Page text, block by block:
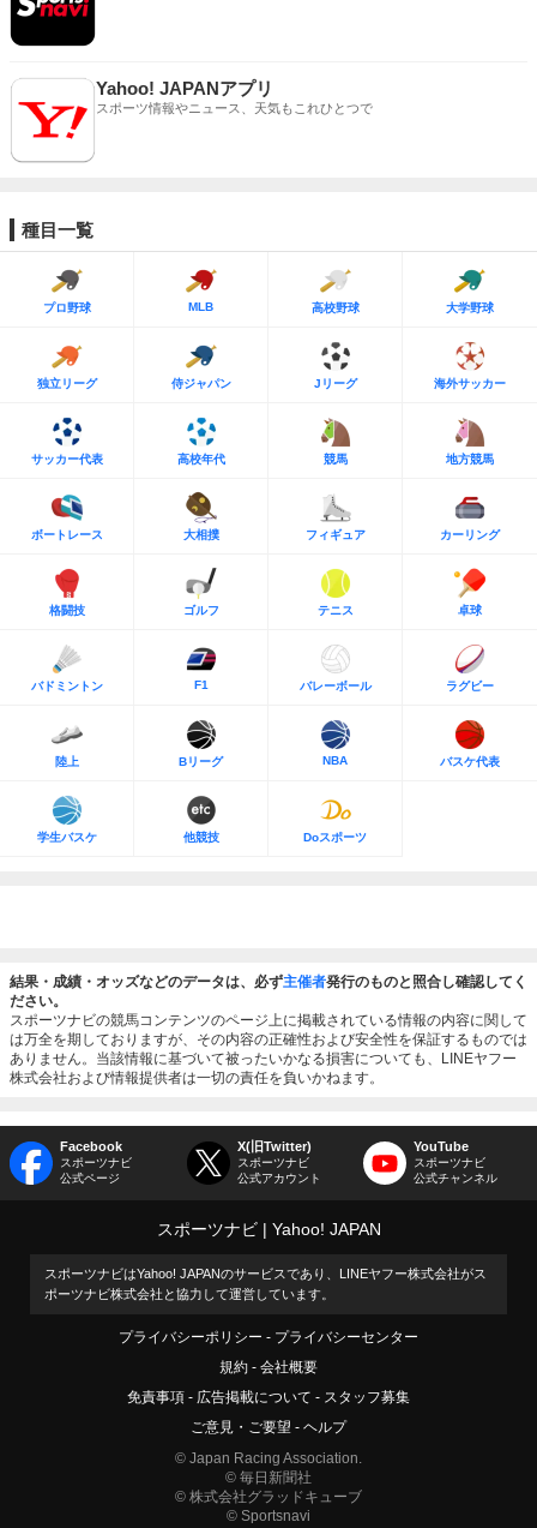
Yahoo! JAPANアプリ
スポーツ情報やニュース、天気もこれひとつで
種目一覧
プロ野球 MLB 高校野球 大学野球
独立リーグ 侍ジャパン Jリーグ 海外サッカー
サッカー代表 高校年代 競馬 地方競馬
ボートレース 大相撲 フィギュア カーリング
格闘技 ゴルフ テニス 卓球
バドミントン F1 バレーボール ラグビー
陸上 Bリーグ NBA バスケ代表
学生バスケ 他競技 Doスポーツ
結果・成績・オッズなどのデータは、必ず主催者発行のものと照合し確認してく
ださい。
スポーツナビの競馬コンテンツのページ上に掲載されている情報の内容に関して
は万全を期しておりますが、その内容の正確性および安全性を保証するものでは
ありません。当該情報に基づいて被ったいかなる損害についても、LINEヤフー
株式会社および情報提供者は一切の責任を負いかねます。
Facebook
スポーツナビ
公式ページ
X(旧Twitter)
スポーツナビ
公式アカウント
YouTube
スポーツナビ
公式チャンネル
スポーツナビ Yahoo! JAPAN
スポーツナビはYahoo! JAPANのサービスであり、LINEヤフー株式会社がス
ポーツナビ株式会社と協力して運営しています。
プライバシーポリシー
プライバシーセンター
規約
会社概要
免責事項
広告掲載について
スタッフ募集
ご意見・ご要望
ヘルプ
© Japan Racing Association.
© 毎日新聞社
© 株式会社グラッドキューブ
© Sportsnavi